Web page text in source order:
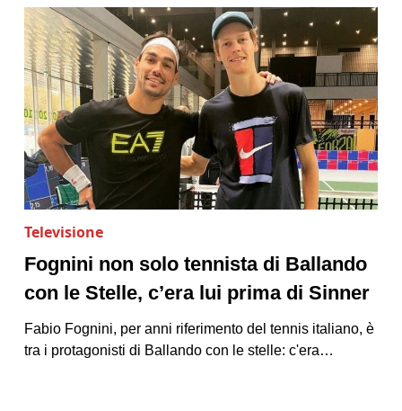
Televisione
Fognini non solo tennista di Ballando
con le Stelle, c’era lui prima di Sinner
Fabio Fognini, per anni riferimento del tennis italiano, è
tra i protagonisti di Ballando con le stelle: c'era…